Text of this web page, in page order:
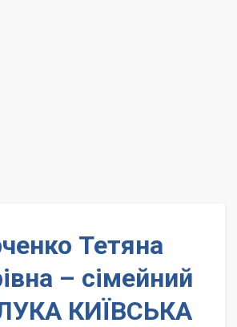
Тетяна
– сімейний
КИЇВСЬКА